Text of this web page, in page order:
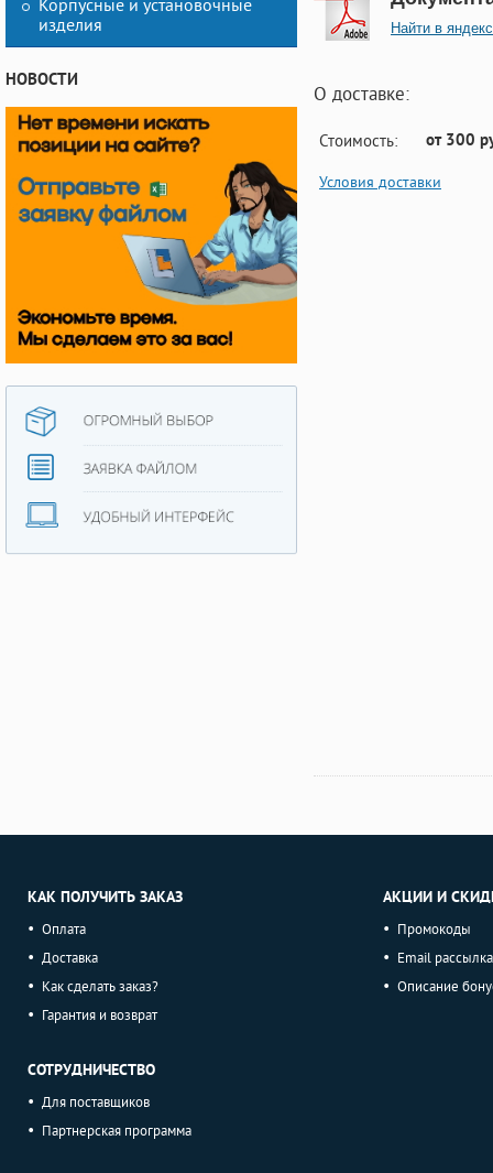
Корпусные и установочные
изделия
НОВОСТИ
Найти в яндекс
О доставке:
Стоимость: от 300
Условия доставки
КАК ПОЛУЧИТЬ ЗАКАЗ
Оплата
Доставка
Как сделать заказ?
Гарантия и возврат
СОТРУДНИЧЕСТВО
Для поставщиков
Партнерская программа
АКЦИИ И
Промокоды
Email рассылка
Описание